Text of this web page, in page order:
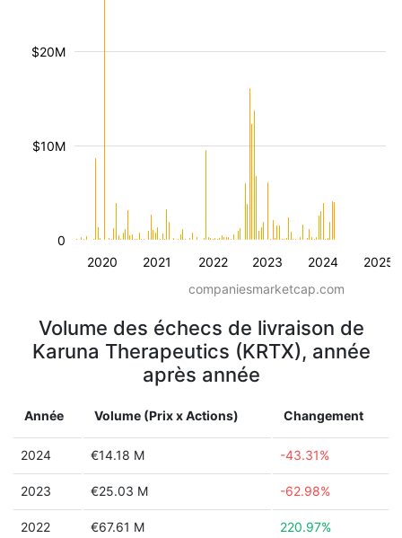
2020 2021 2022 2023 2024 2025
$10M
$20M
0
companiesmarketcap.com
Volume des échecs de livraison de
Karuna Therapeutics (KRTX), année
après année
Année Volume (Prix x Actions) Changement
2024 €14.18 M -43.31%
2023 €25.03 M -62.98%
2022 €67.61 M 220.97%